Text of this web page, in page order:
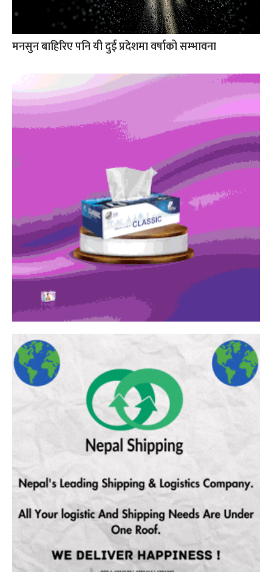
मनसुन बाहिरिए पनि यी दुई प्रदेशमा वर्षाको सम्भावना